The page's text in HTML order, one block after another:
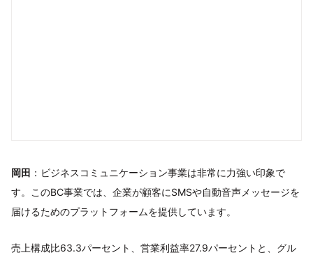
岡田 ：ビジネスコミュニケーション事業は非常に力強い印象で
す。このBC事業では、企業が顧客にSMSや自動音声メッセージを
届けるためのプラットフォームを提供しています。
売上構成比63.3パーセント、営業利益率27.9パーセントと、グル